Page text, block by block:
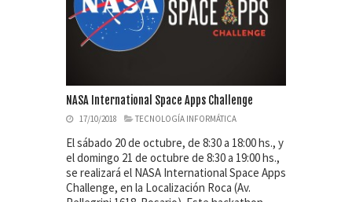
NASA International Space Apps Challenge
17/10/2018 TECNOLOGÍA INFORMÁTICA
El sábado 20 de octubre, de 8:30 a 18:00 hs., y
el domingo 21 de octubre de 8:30 a 19:00 hs.,
se realizará el NASA International Space Apps
Challenge, en la Localización Roca (Av.